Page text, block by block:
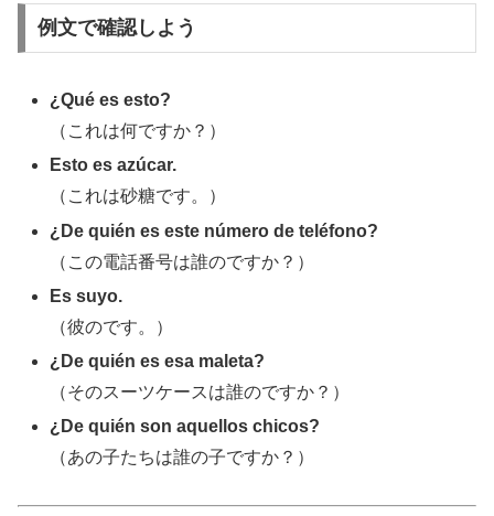
例文で確認しよう
¿Qué es esto?
（これは何ですか？）
Esto es azúcar.
（これは砂糖です。）
¿De quién es este número de teléfono?
（この電話番号は誰のですか？）
Es suyo.
（彼のです。）
¿De quién es esa maleta?
（そのスーツケースは誰のですか？）
¿De quién son aquellos chicos?
（あの子たちは誰の子ですか？）